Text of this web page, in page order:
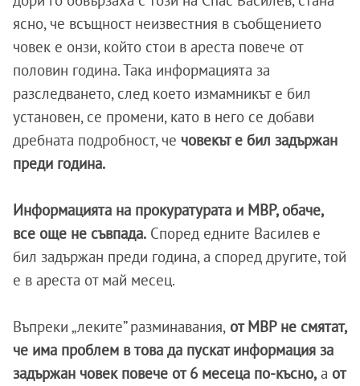
ясно, че всъщност неизвестния в съобщението
човек е онзи, който стои в ареста повече от
половин година. Така информацията за
разследването, след което измамникът е бил
установен, се промени, като в него се добави
дребната подробност, че човекът е бил задържан
преди година.
Информацията на прокуратурата и МВР, обаче,
все още не съвпада. Според едните Василев е
бил задържан преди година, а според другите, той
е в ареста от май месец.
Въпреки „леките” разминавания, от МВР не смятат,
че има проблем в това да пускат информация за
задържан човек повече от 6 месеца по-късно, а от